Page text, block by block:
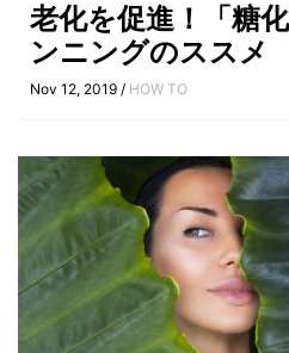
老化を促進！「糖
ンニングのススメ
Nov 12, 2019 / HOW TO